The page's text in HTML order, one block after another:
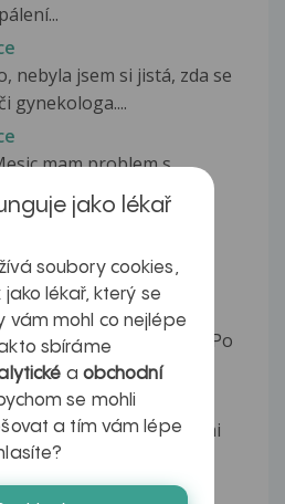
nebyla jsem si jistá, zda se
gynekologa....
mam problem s
mesici...
14 dní pálí ústí
léky:...
můj dotaz z 15. 5. 2020. Po
ultrazvukem...
nastal problém aký sa mi
penis...
jako lékař
soubory cookies,
lékař, který se
vám mohl co nejlépe
sbíráme
a obchodní
se mohli
a tím vám lépe